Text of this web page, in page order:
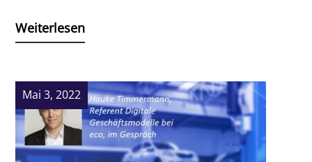
Weiterlesen
Mai 3, 2022